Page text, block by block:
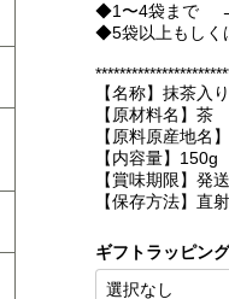
◆1〜4袋まで →
◆5袋以上もし
【名称】抹茶入
【原材料名】茶
【原料原産地名
【内容量】150g
【賞味期限】発
【保存方法】直
ギフトラッピン